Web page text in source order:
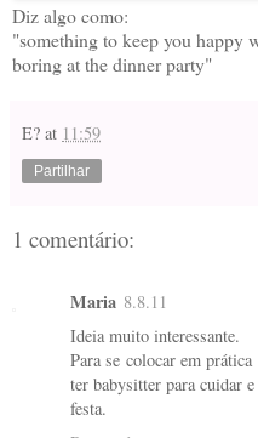
Diz algo como:
"something to keep you happy
boring at the dinner party"
E? at 11:59
Partilhar
1 comentário:
Maria 8.8.11
Ideia muito interessante.
Para se colocar em
ter babysitter para cuidar
festa.